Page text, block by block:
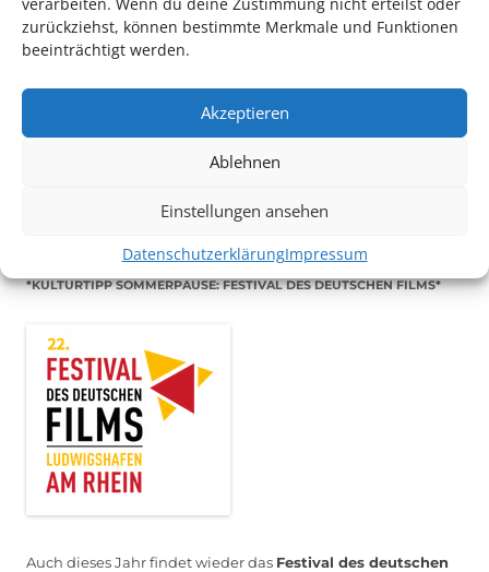
zurückziehst, können bestimmte Merkmale und Funktionen
beeinträchtigt werden.
Akzeptieren
Ablehnen
Einstellungen ansehen
DatenschutzerklärungImpressum
Das Kulturparkett freut sich stets über
melden Sie sich unterinfo@kulturparkett-rhein-neckar.de
*KULTURTIPP SOMMERPAUSE: FESTIVAL DES DEUTSCHEN FILMS*
Auch dieses Jahr findet wieder das Festival des deutschen